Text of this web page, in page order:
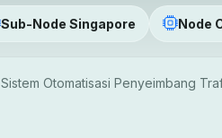
Sub-Node Singapore Node
Sistem Otomatisasi Penyeimbang